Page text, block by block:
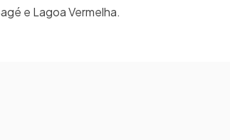
e Lagoa Vermelha.